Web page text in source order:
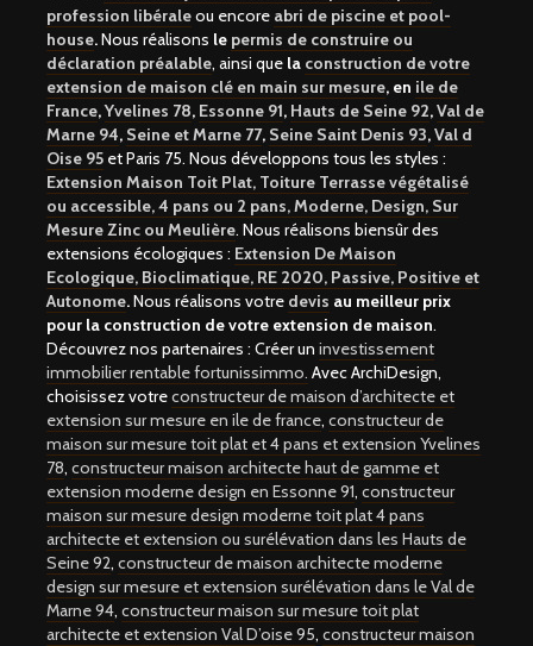
profession libéraleou encore abri de piscine et pool-
house.Nous réalisons le permis de construire ou
déclaration préalable, ainsi que la construction de votre
extension de maison clé en main sur mesure, en ile de
France,Yvelines 78, Essonne 91, Hauts de Seine 92,Val de
Marne 94, Seine et Marne 77, Seine Saint Denis 93,Val d
Oise 95 et Paris 75. Nous développons tous les styles :
Extension Maison Toit Plat, Toiture Terrasse végétalisé
ou accessible, 4 pans ou 2 pans, Moderne, Design, Sur
Mesure Zinc ou Meulière. Nous réalisons biensûr des
extensions écologiques : Extension De Maison
Ecologique, Bioclimatique, RE 2020, Passive, Positive et
Autonome.Nous réalisons votre devis au meilleur prix
pour la construction de votre extension de maison.
Découvrez nos partenaires : Créer un investissement
immobilier rentable fortunissimmo. Avec ArchiDesign,
choisissez votreconstructeur de maison d’architecte et
extension sur mesure en ile de france, constructeur de
maison sur mesure toit plat et 4 pans et extension Yvelines
78, constructeur maison architecte haut de gamme et
extension moderne design en Essonne 91, constructeur
maison sur mesure design moderne toit plat 4 pans
architecte et extension ou surélévation dans les Hauts de
Seine 92, constructeur de maison architecte moderne
design sur mesure et extension surélévation dans le Val de
Marne 94, constructeur maison sur mesure toit plat
architecte et extension Val D’oise 95, constructeur maison